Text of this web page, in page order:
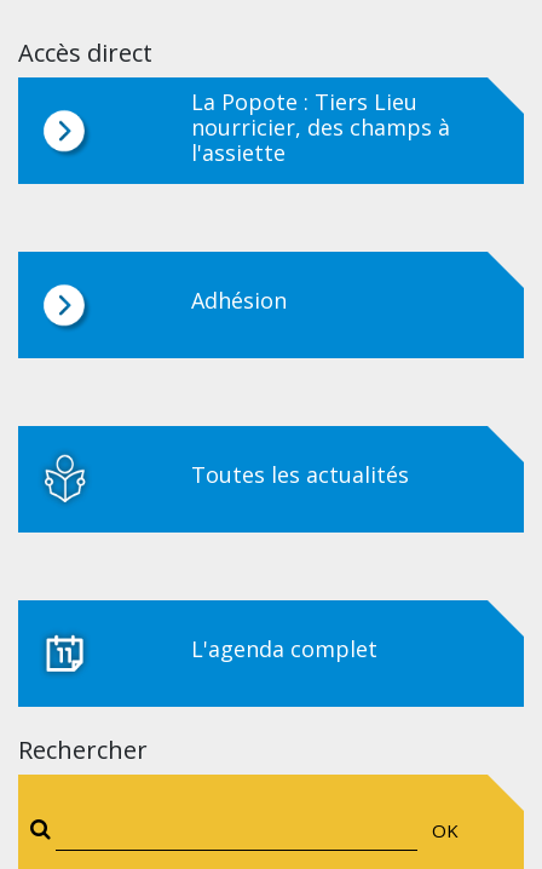
Accès direct
La Popote : Tiers Lieu
nourricier, des champs à
l'assiette
Adhésion
Toutes les actualités
L'agenda complet
Rechercher
OK